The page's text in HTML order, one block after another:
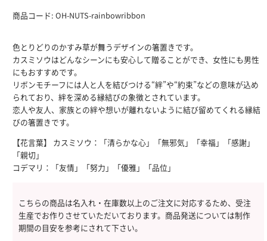
商品コード:OH-NUTS-rainbowribbon
色とりどりのかすみ草が舞うデザインの箸置きです。
カスミソウはどんなシーンにも安心して贈ることができ、女性にも男性
にもおすすめです。
リボンモチーフには人と人を結びつける“絆”や“約束”などの意味が込め
られており、絆を深める縁結びの象徴とされています。
恋人や友人、家族との絆や想いが離れないように結び留めてくれる縁結
びの箸置きです。
【花言葉】 カスミソウ：「清らかな心」「無邪気」「幸福」「感謝」
「親切」
コデマリ：「友情」「努力」「優雅」「品位」
こちらの商品は名入れ・在庫数以上のご注文に対応するため、受注
生産でお作りさせていただいております。商品発送については制作
期間の目安を参考にされて下さい。